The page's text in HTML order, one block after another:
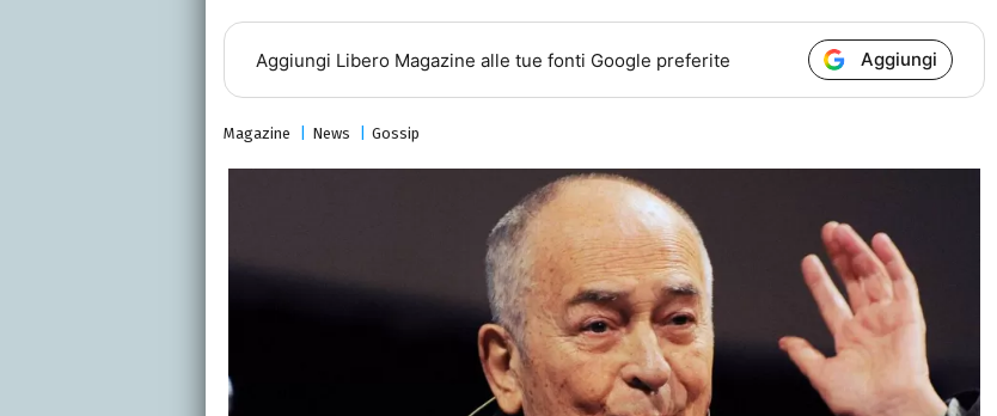
Aggiungi Libero Magazine alle tue fonti Google preferite Aggiungi
Magazine News Gossip